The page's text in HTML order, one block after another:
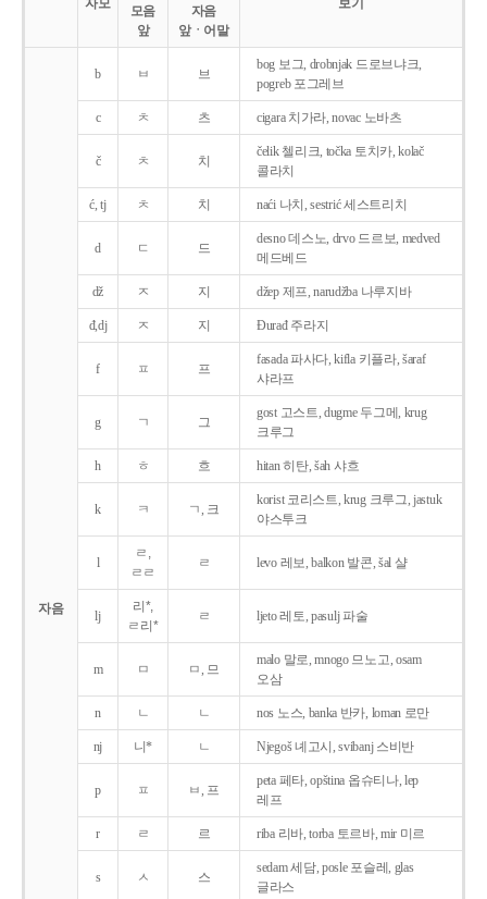
자모
보기
모음
앞
자음
앞ㆍ어말
자음
b ㅂ 브
bog 보그, drobnjak 드로브냐크,
pogreb 포그레브
c ㅊ 츠 cigara 치가라, novac 노바츠
č ㅊ 치
čelik 첼리크, točka 토치카, kolač
콜라치
ć, tj ㅊ 치 naći 나치, sestrić 세스트리치
d ㄷ 드
desno 데스노, drvo 드르보, medved
메드베드
dž ㅈ 지 džep 제프, narudžba 나루지바
đ,dj ㅈ 지 Ðurađ 주라지
f ㅍ 프
fasada 파사다, kifla 키플라, šaraf
샤라프
g ㄱ 그
gost 고스트, dugme 두그메, krug
크루그
h ㅎ 흐 hitan 히탄, šah 샤흐
k ㅋ ㄱ, 크
korist 코리스트, krug 크루그, jastuk
야스투크
l
ㄹ,
ㄹㄹ
ㄹ levo 레보, balkon 발콘, šal 샬
lj
리*,
ㄹ리*
ㄹ ljeto 레토, pasulj 파술
m ㅁ ㅁ, 므
malo 말로, mnogo 므노고, osam
오삼
n ㄴ ㄴ nos 노스, banka 반카, loman 로만
nj 니* ㄴ Njegoš 녜고시, svibanj 스비반
p ㅍ ㅂ, 프
peta 페타, opština 옵슈티나, lep
레프
r ㄹ 르 riba 리바, torba 토르바, mir 미르
s ㅅ 스
sedam 세담, posle 포슬레, glas
글라스